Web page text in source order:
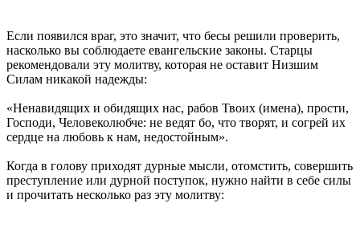
Если появился враг, это значит, что бесы решили проверить,
насколько вы соблюдаете евангельские законы. Старцы
рекомендовали эту молитву, которая не оставит Низшим
Силам никакой надежды:
«Ненавидящих и обидящих нас, рабов Твоих (имена), прости,
Господи, Человеколюбче: не ведят бо, что творят, и согрей их
сердце на любовь к нам, недостойным».
Когда в голову приходят дурные мысли, отомстить, совершить
преступление или дурной поступок, нужно найти в себе силы
и прочитать несколько раз эту молитву: